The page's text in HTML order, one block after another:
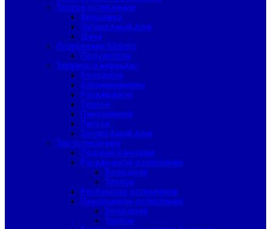
Теплое остекление
Хрущевка
Загородный дом
Дача
Остекление Slidors
Полутеплое
Террасы и веранды
Холодное
Алюмииниевое
Раздвижное
Теплое
Панорамное
Легкое
Загородный дом
Тип остекления
Лоджия 6 метров
Раздвижное остекление
Холодное
Теплое
Распашное остекление
Панорамное остекление
Холодное
Теплое